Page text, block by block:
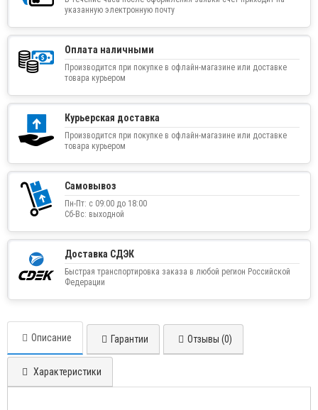
указанную электронную почту
Оплата наличными
Производится при покупке в офлайн-магазине или доставке
товара курьером
Курьерская доставка
Производится при покупке в офлайн-магазине или доставке
товара курьером
Самовывоз
Пн-Пт: с 09:00 до 18:00
Сб-Вс: выходной
Доставка СДЭК
Быстрая транспортировка заказа в любой регион Российской
Федерации
Описание Гарантии Отзывы (0)
Характеристики